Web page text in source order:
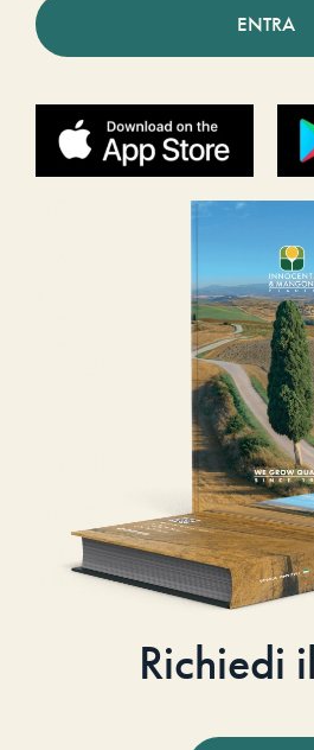
ENTRA
Richiedi